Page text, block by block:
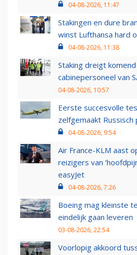
04-08-2026, 11:47
Stakingen en dure
winst Lufthansa hard
04-08-2026, 11:38
Staking dreigt
cabinepersoneel van
04-08-2026, 10:57
Eerste succesvolle
zelfgemaakt
04-08-2026, 9:54
Air France-KLM aast
reizigers van
easyJet
04-08-2026, 7:26
Boeing mag kleinste
eindelijk gaan leveren
03-08-2026, 22:54
Voorlopig akkoord